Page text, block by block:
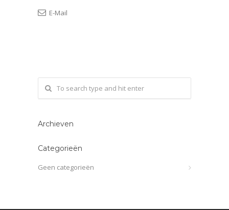
E-Mail
Archieven
Categorieën
Geen categorieën